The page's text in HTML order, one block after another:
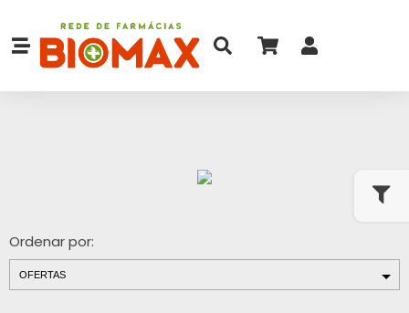
Ordenar por: